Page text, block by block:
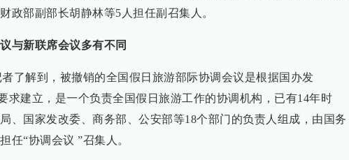
政部副部长胡静林等5人担任副召集人。
与新联席会议多有不同
解到，被撤销的全国假日旅游部际协调会议是根据国办发
求建立，是一个负责全国假日旅游工作的协调机构，已有14年时
、国家发改委、商务部、公安部等18个部门的负责人组成，由国务
任“协调会议 ”召集人。